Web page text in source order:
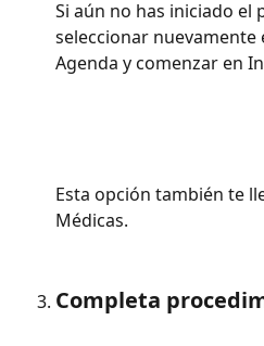
Si aún no has iniciado el
seleccionar nuevamente
Agenda y comenzar en
Esta opción también te
Médicas.
Completa